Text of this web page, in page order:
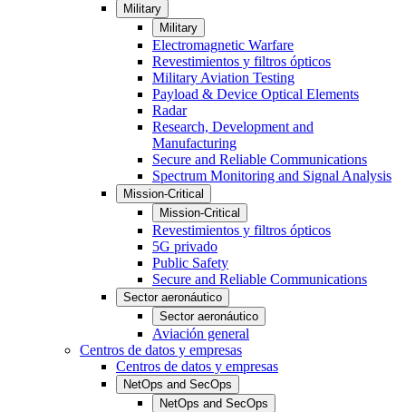
Military
Military
Electromagnetic Warfare
Revestimientos y filtros ópticos
Military Aviation Testing
Payload & Device Optical Elements
Radar
Research, Development and
Manufacturing
Secure and Reliable Communications
Spectrum Monitoring and Signal Analysis
Mission-Critical
Mission-Critical
Revestimientos y filtros ópticos
5G privado
Public Safety
Secure and Reliable Communications
Sector aeronáutico
Sector aeronáutico
Aviación general
Centros de datos y empresas
Centros de datos y empresas
NetOps and SecOps
NetOps and SecOps